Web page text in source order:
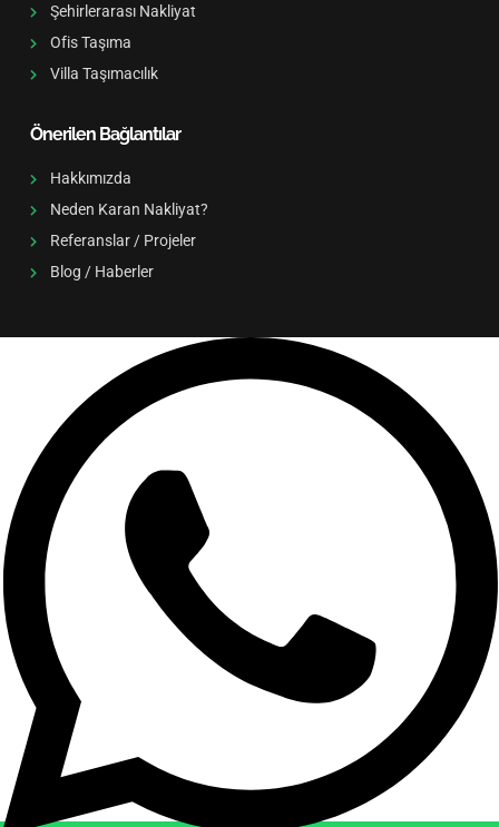
Şehirlerarası Nakliyat
Ofis Taşıma
Villa Taşımacılık
Önerilen Bağlantılar
Hakkımızda
Neden Karan Nakliyat?
Referanslar / Projeler
Blog / Haberler